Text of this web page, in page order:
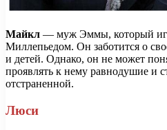
Майкл — муж Эммы, который
Миллепьедом. Он заботится о
и детей. Однако, он не может
проявлять к нему равнодушие и
отстраненной.
Люси